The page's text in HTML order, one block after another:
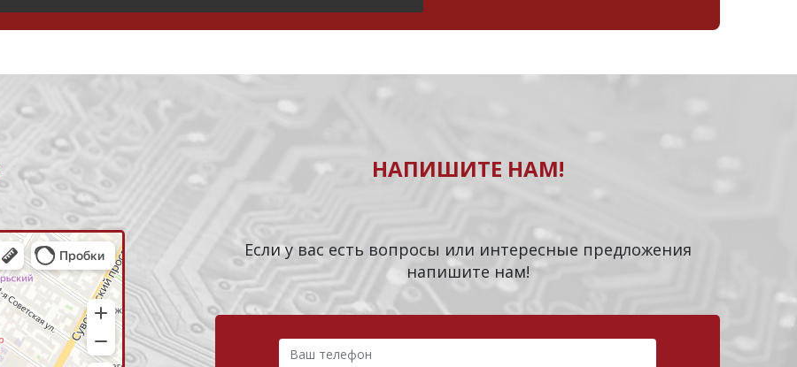
НАПИШИТЕ НАМ!
Если у вас есть вопросы или интересные предложения
напишите нам!